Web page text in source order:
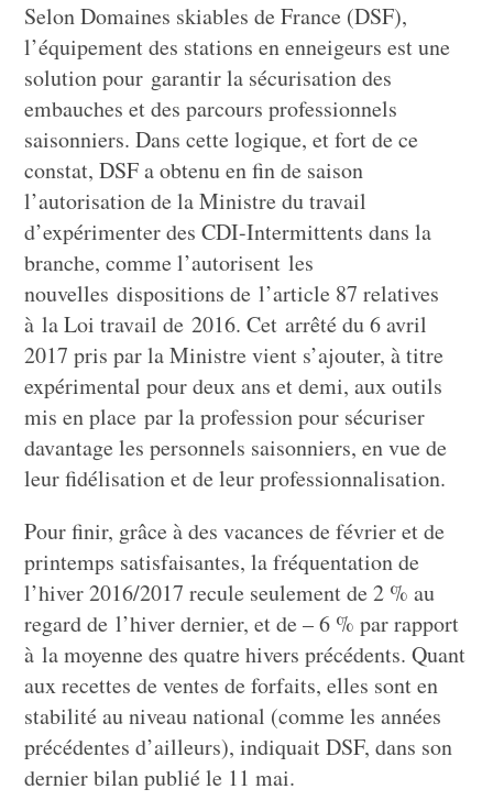
Selon Domaines skiables de France (DSF),
l’équipement des stations en enneigeurs est une
solution pour garantir la sécurisation des
embauches et des parcours professionnels
saisonniers. Dans cette logique, et fort de ce
constat, DSF a obtenu en fin de saison
l’autorisation de la Ministre du travail
d’expérimenter des CDI-Intermittents dans la
branche, comme l’autorisent les
nouvelles dispositions de l’article 87 relatives
à la Loi travail de 2016. Cet arrêté du 6 avril
2017 pris par la Ministre vient s’ajouter, à titre
expérimental pour deux ans et demi, aux outils
mis en place par la profession pour sécuriser
davantage les personnels saisonniers, en vue de
leur fidélisation et de leur professionnalisation.
Pour finir, grâce à des vacances de février et de
printemps satisfaisantes, la fréquentation de
l’hiver 2016/2017 recule seulement de 2 % au
regard de l’hiver dernier, et de – 6 % par rapport
à la moyenne des quatre hivers précédents. Quant
aux recettes de ventes de forfaits, elles sont en
stabilité au niveau national (comme les années
précédentes d’ailleurs), indiquait DSF, dans son
dernier bilan publié le 11 mai.